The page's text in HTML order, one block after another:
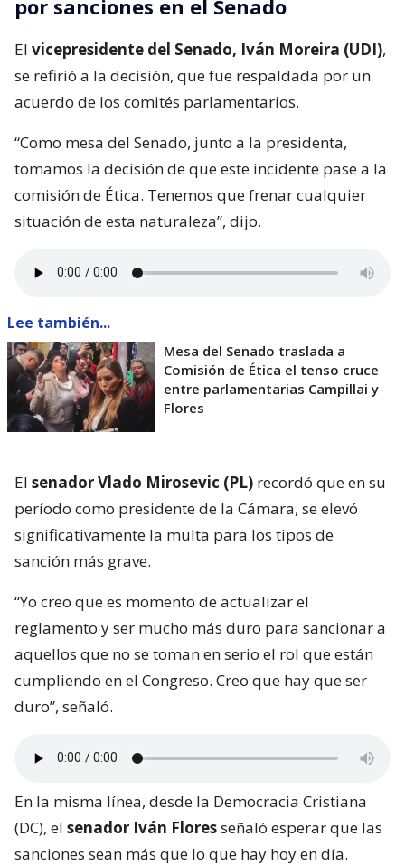
por sanciones en el Senado
El vicepresidente del Senado, Iván Moreira (UDI),
se refirió a la decisión, que fue respaldada por un
acuerdo de los comités parlamentarios.
“Como mesa del Senado, junto a la presidenta,
tomamos la decisión de que este incidente pase a la
comisión de Ética. Tenemos que frenar cualquier
situación de esta naturaleza”, dijo.
Lee también...
Mesa del Senado traslada a
Comisión de Ética el tenso cruce
entre parlamentarias Campillai y
Flores
El senador Vlado Mirosevic (PL) recordó que en su
período como presidente de la Cámara, se elevó
significativamente la multa para los tipos de
sanción más grave.
“Yo creo que es momento de actualizar el
reglamento y ser mucho más duro para sancionar a
aquellos que no se toman en serio el rol que están
cumpliendo en el Congreso. Creo que hay que ser
duro”, señaló.
En la misma línea, desde la Democracia Cristiana
(DC), el senador Iván Floresseñaló esperar que las
sanciones sean más que lo que hay hoy en día.